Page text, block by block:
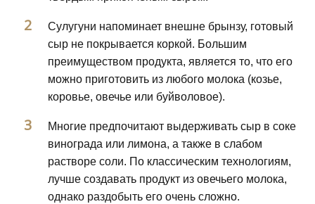
Сулугуни напоминает внешне брынзу, готовый
сыр не покрывается коркой. Большим
преимуществом продукта, является то, что его
можно приготовить из любого молока (козье,
коровье, овечье или буйволовое).
Многие предпочитают выдерживать сыр в соке
винограда или лимона, а также в слабом
растворе соли. По классическим технологиям,
лучше создавать продукт из овечьего молока,
однако раздобыть его очень сложно.